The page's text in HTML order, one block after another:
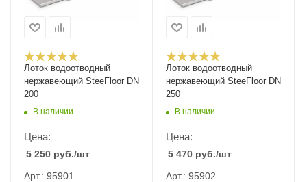
Лоток водоотводный
нержавеющий SteeFloor DN
200
В наличии
Цена:
5 250 руб./шт
Арт.: 95901
Лоток водоотводный
нержавеющий SteeFloor DN
250
В наличии
Цена:
5 470 руб./шт
Арт.: 95902